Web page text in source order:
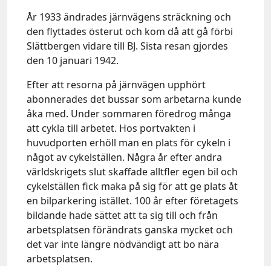
År 1933 ändrades järnvägens sträckning och
den flyttades österut och kom då att gå förbi
Slättbergen vidare till BJ. Sista resan gjordes
den 10 januari 1942.
Efter att resorna på järnvägen upphört
abonnerades det bussar som arbetarna kunde
åka med. Under sommaren föredrog många
att cykla till arbetet. Hos portvakten i
huvudporten erhöll man en plats för cykeln i
något av cykelställen. Några år efter andra
världskrigets slut skaffade alltfler egen bil och
cykelställen fick maka på sig för att ge plats åt
en bilparkering istället. 100 år efter företagets
bildande hade sättet att ta sig till och från
arbetsplatsen förändrats ganska mycket och
det var inte längre nödvändigt att bo nära
arbetsplatsen.